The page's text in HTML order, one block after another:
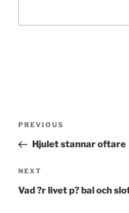
Previous
Post
PREVIOUS
Hjulet stannar oftare
Next
Post
NEXT
Vad ?r livet p? bal och